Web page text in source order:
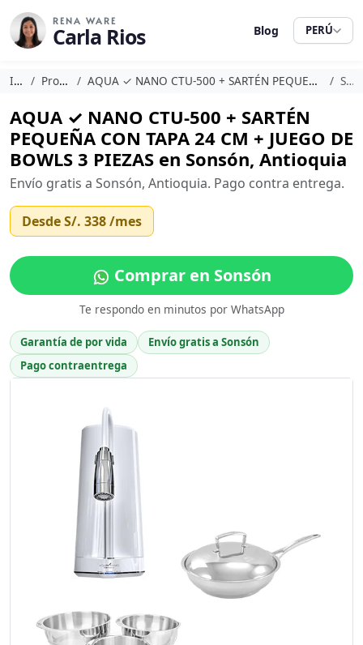
RENA WARE
Carla Rios Blog PERÚ
Inicio Promociones AQUA ✓ NANO CTU-500 + SARTÉN PEQUEÑA CON TAPA 24 CM + JUEGO DE BOWLS 3 PIEZAS Sonsón
AQUA ✓ NANO CTU-500 + SARTÉN
PEQUEÑA CON TAPA 24 CM + JUEGO DE
BOWLS 3 PIEZAS en Sonsón, Antioquia
Envío gratis a Sonsón, Antioquia. Pago contra entrega.
DesdeS/. 338/mes
Comprar en Sonsón
Te respondo en minutos por WhatsApp
Garantía de por vida
Envío gratis a Sonsón
Pago contraentrega